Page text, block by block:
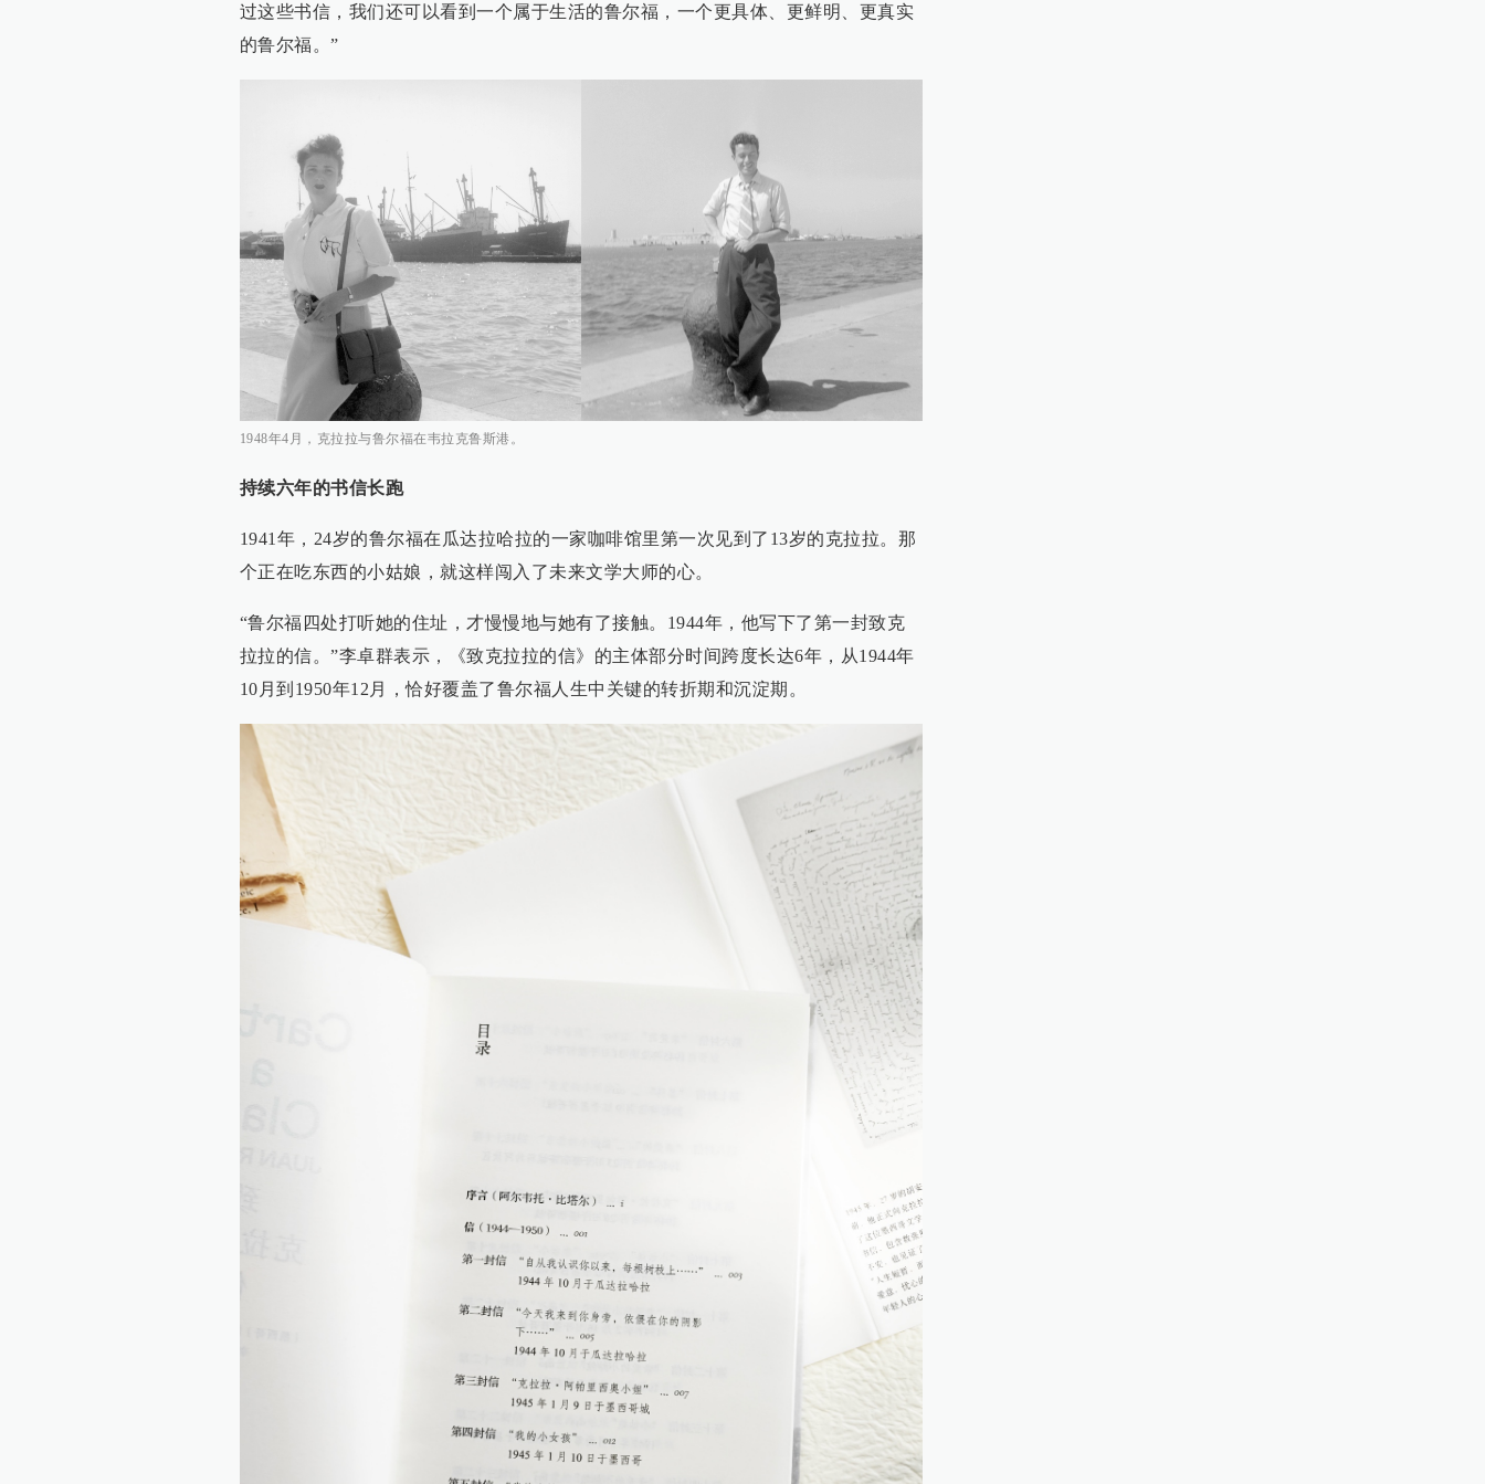
过这些书信，我们还可以看到一个属于生活的鲁尔福，一个更具体、更鲜明、更真实
的鲁尔福。”
1948年4月，克拉拉与鲁尔福在韦拉克鲁斯港。
持续六年的书信长跑
1941年，24岁的鲁尔福在瓜达拉哈拉的一家咖啡馆里第一次见到了13岁的克拉拉。那
个正在吃东西的小姑娘，就这样闯入了未来文学大师的心。
“鲁尔福四处打听她的住址，才慢慢地与她有了接触。1944年，他写下了第一封致克
拉拉的信。”李卓群表示，《致克拉拉的信》的主体部分时间跨度长达6年，从1944年
10月到1950年12月，恰好覆盖了鲁尔福人生中关键的转折期和沉淀期。